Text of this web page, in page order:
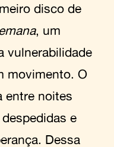
disco de
, um
vulnerabilidade
movimento. O
entre noites
e
Dessa